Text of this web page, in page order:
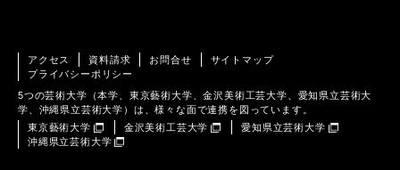
アクセス 資料請求 お問合せ
サイトマップ
プライバシーポリシー
5つの芸術大学（本学、東京藝術大学、金沢美術工芸大学、愛知県立芸術大
学、沖縄県立芸術大学）は、様々な面で連携を図っています。
東京藝術大学
金沢美術工芸大学
愛知県立芸術大学
沖縄県立芸術大学